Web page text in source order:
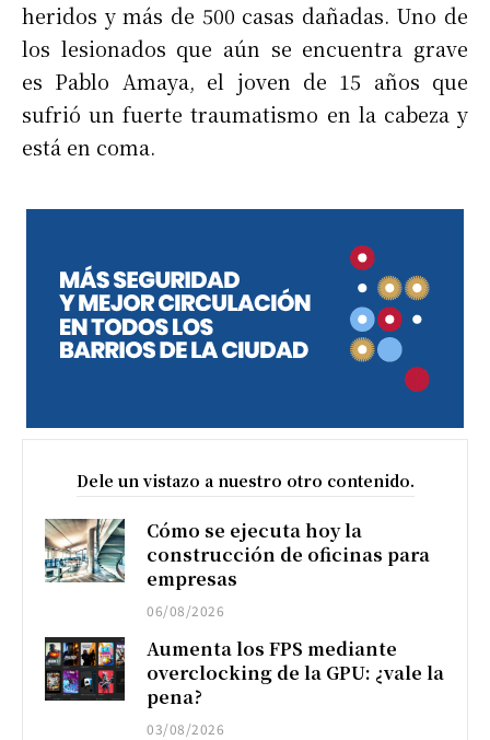
heridos y más de 500 casas dañadas. Uno de
los lesionados que aún se encuentra grave
es Pablo Amaya, el joven de 15 años que
sufrió un fuerte traumatismo en la cabeza y
está en coma.
Dele un vistazo a nuestro otro contenido.
Cómo se ejecuta hoy la
construcción de oficinas para
empresas
06/08/2026
Aumenta los FPS mediante
overclocking de la GPU: ¿vale la
pena?
03/08/2026